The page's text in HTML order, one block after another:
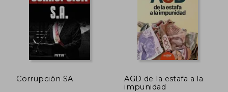
55%
dcto.
$ 121.232
$ 54.554
55%
dcto. $
Corrupción SA
AGD de la estafa a la
impunidad